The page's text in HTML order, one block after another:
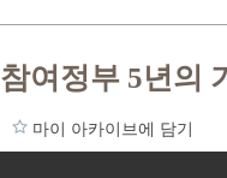
참여정부 5년의
마이 아카이브에 담기